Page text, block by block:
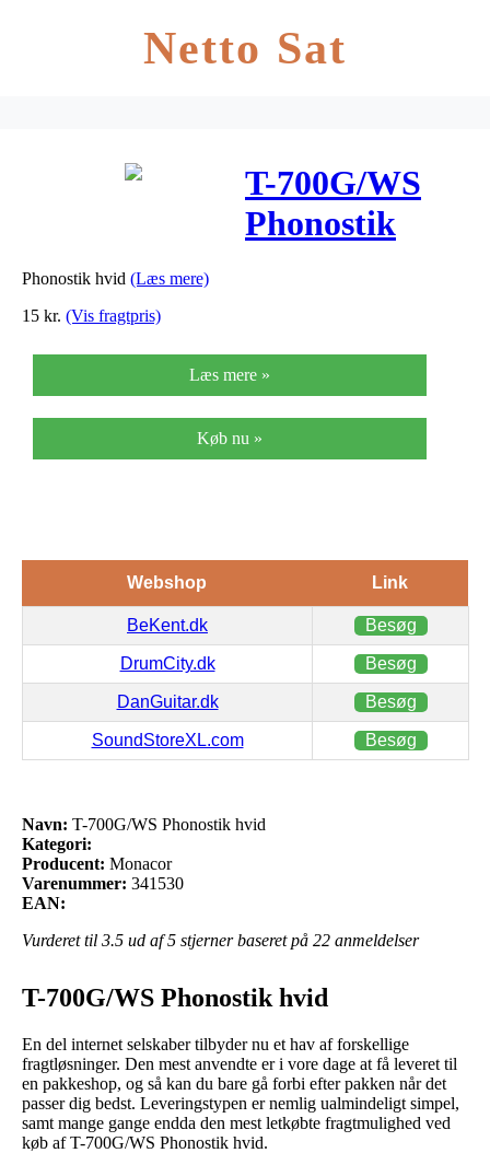
Netto Sat
T-700G/WS
Phonostik
Phonostik hvid (Læs mere)
15 kr. (Vis fragtpris)
Læs mere »
Køb nu »
Webshop Link
BeKent.dk Besøg
DrumCity.dk Besøg
DanGuitar.dk Besøg
SoundStoreXL.com Besøg
Navn: T-700G/WS Phonostik hvid
Kategori:
Producent: Monacor
Varenummer: 341530
EAN:
Vurderet til 3.5 ud af 5 stjerner baseret på 22 anmeldelser
T-700G/WS Phonostik hvid
En del internet selskaber tilbyder nu et hav af forskellige
fragtløsninger. Den mest anvendte er i vore dage at få leveret til
en pakkeshop, og så kan du bare gå forbi efter pakken når det
passer dig bedst. Leveringstypen er nemlig ualmindeligt simpel,
samt mange gange endda den mest letkøbte fragtmulighed ved
køb af T-700G/WS Phonostik hvid.